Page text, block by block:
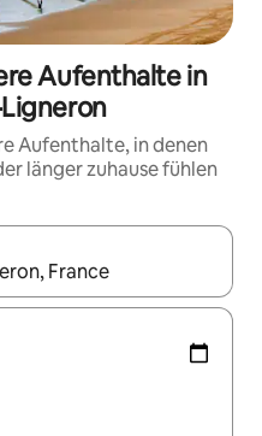
Aufenthalte in
Aufenthalte, in denen
länger zuhause fühlen
navigiere mit den